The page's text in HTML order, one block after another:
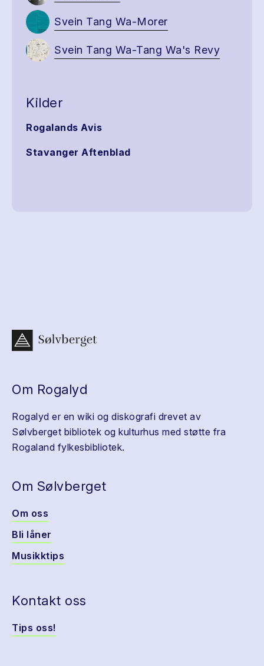
Svein Tang Wa-Morer
Svein Tang Wa-Tang Wa's Revy
Kilder
Rogalands Avis
Stavanger Aftenblad
Om Rogalyd
Rogalyd er en wiki og diskografi drevet av
Sølvberget bibliotek og kulturhus med støtte fra
Rogaland fylkesbibliotek.
Om Sølvberget
Om oss
Bli låner
Musikktips
Kontakt oss
Tips oss!